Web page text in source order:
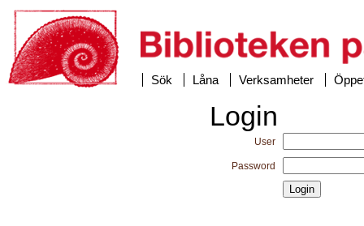
Sök Låna Verksamheter
Login
User
Password